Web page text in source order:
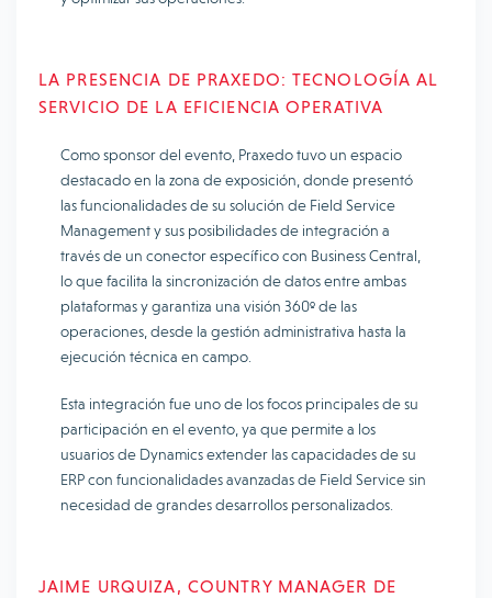
LA PRESENCIA DE PRAXEDO: TECNOLOGÍA AL
SERVICIO DE LA EFICIENCIA OPERATIVA
Como sponsor del evento, Praxedo tuvo un espacio
destacado en la zona de exposición, donde presentó
las funcionalidades de su solución de Field Service
Management y sus posibilidades de integración a
través de un conector específico con Business Central,
lo que facilita la sincronización de datos entre ambas
plataformas y garantiza una visión 360º de las
operaciones, desde la gestión administrativa hasta la
ejecución técnica en campo.
Esta integración fue uno de los focos principales de su
participación en el evento, ya que permite a los
usuarios de Dynamics extender las capacidades de su
ERP con funcionalidades avanzadas de Field Service sin
necesidad de grandes desarrollos personalizados.
JAIME URQUIZA, COUNTRY MANAGER DE